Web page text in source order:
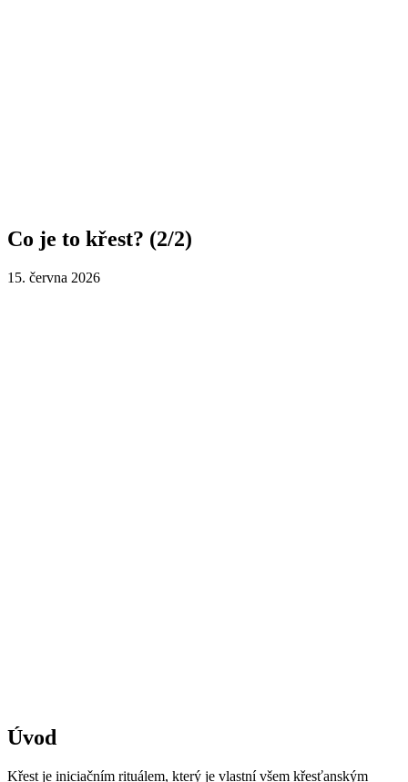
Co je to křest? (2/2)
15. června 2026
Úvod
Křest je iniciačním rituálem, který je vlastní všem křesťanským